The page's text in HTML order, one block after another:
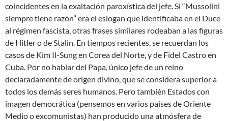
coincidentes en la exaltación paroxística del jefe. Si “Mussolini
siempre tiene razón” era el eslogan que identificaba en el Duce
al régimen fascista, otras frases similares rodeaban a las figuras
de Hitler o de Stalin. En tiempos recientes, se recuerdan los
casos de Kim Il-Sung en Corea del Norte, y de Fidel Castro en
Cuba. Por no hablar del Papa, único jefe de un reino
declaradamente de origen divino, que se considera superior a
todos los demás seres humanos. Pero también Estados con
imagen democrática (pensemos en varios países de Oriente
Medio o excomunistas) han producido una atmósfera de